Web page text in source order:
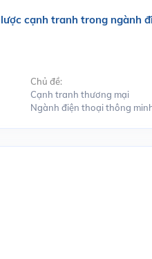
cạnh tranh trong ngành
Chủ đề:
Cạnh tranh thương mại
Ngành điện thoại thông